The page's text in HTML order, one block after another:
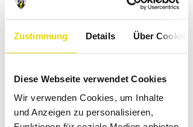
Zustimmung Details Über Cookies
Diese Webseite verwendet Cookies
Wir verwenden Cookies, um Inhalte
und Anzeigen zu personalisieren,
beim Aufbau und freuen uns auf die
heißt es weiter konsequent arbeiten.